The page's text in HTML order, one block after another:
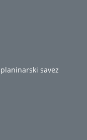
savez